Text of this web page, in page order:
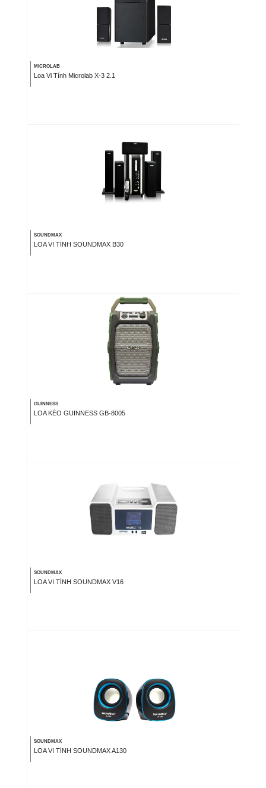
MICROLAB
Loa Vi Tính Microlab X-3 2.1
SOUNDMAX
LOA VI TÍNH SOUNDMAX B30
GUINNESS
LOA KÉO GUINNESS GB-8005
SOUNDMAX
LOA VI TÍNH SOUNDMAX V16
SOUNDMAX
LOA VI TÍNH SOUNDMAX A130